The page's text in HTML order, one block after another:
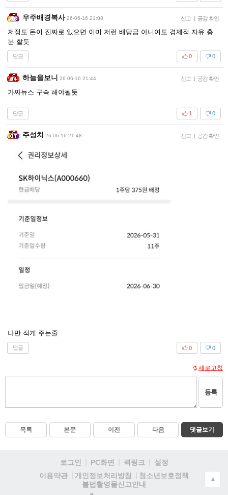
우주배경복사 26-06-16 21:08 신고 | 공감 확인
저정도 돈이 진짜로 있으면 이미 저런 배당금 아니여도 경제적 자유 충
분 할듯
답글 0
0
하늘을보니 26-06-16 21:44 신고 | 공감 확인
가짜뉴스 구속 해야될듯
답글 0
1
주성치 26-06-16 21:48 신고 | 공감 확인
나만 적게 주는줄
답글 0
0
새로고침
등록
목록 본문 이전 다음 댓글보기
로그인 PC화면 퀵링크
설정
이용약관
개인정보처리방침
청소년보호정책
불법촬영물신고안내
▲